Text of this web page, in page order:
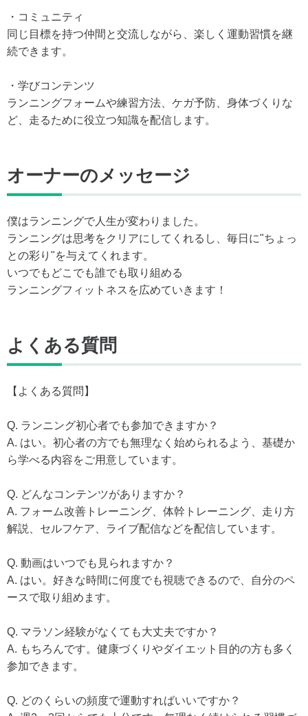
・コミュニティ
同じ目標を持つ仲間と交流しながら、楽しく運動習慣を継
続できます。
・学びコンテンツ
ランニングフォームや練習方法、ケガ予防、身体づくりな
ど、走るために役立つ知識を配信します。
オーナーのメッセージ
僕はランニングで人生が変わりました。
ランニングは思考をクリアにしてくれるし、毎日に"ちょっ
との彩り"を与えてくれます。
いつでもどこでも誰でも取り組める
ランニングフィットネスを広めていきます！
よくある質問
【よくある質問】
Q. ランニング初心者でも参加できますか？
A. はい。初心者の方でも無理なく始められるよう、基礎か
ら学べる内容をご用意しています。
Q. どんなコンテンツがありますか？
A. フォーム改善トレーニング、体幹トレーニング、走り方
解説、セルフケア、ライブ配信などを配信しています。
Q. 動画はいつでも見られますか？
A. はい。好きな時間に何度でも視聴できるので、自分のペ
ースで取り組めます。
Q. マラソン経験がなくても大丈夫ですか？
A. もちろんです。健康づくりやダイエット目的の方も多く
参加できます。
Q. どのくらいの頻度で運動すればいいですか？